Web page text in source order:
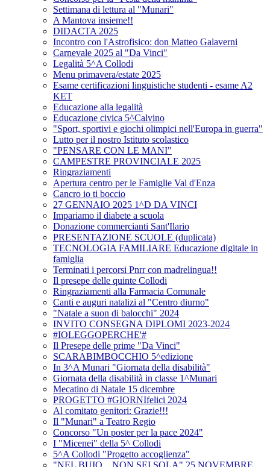
Settimana di lettura al "Munari"
A Mantova insieme!!
DIDACTA 2025
Incontro con l'Astrofisico: don Matteo Galaverni
Carnevale 2025 al "Da Vinci"
Legalità 5^A Collodi
Menu primavera/estate 2025
Esame certificazioni linguistiche studenti - esame A2
KET
Educazione alla legalità
Educazione civica 5^Calvino
"Sport, sportivi e giochi olimpici nell'Europa in guerra"
Lutto per il nostro Istituto scolastico
"PENSARE CON LE MANI"
CAMPESTRE PROVINCIALE 2025
Ringraziamenti
Apertura centro per le Famiglie Val d'Enza
Cancro io ti boccio
27 GENNAIO 2025 1^D DA VINCI
Impariamo il diabete a scuola
Donazione commercianti Sant'Ilario
PRESENTAZIONE SCUOLE (duplicata)
TECNOLOGIA FAMILIARE Educazione digitale in
famiglia
Terminati i percorsi Pnrr con madrelingua!!
Il presepe delle quinte Collodi
Ringraziamenti alla Farmacia Comunale
Canti e auguri natalizi al "Centro diurno"
"Natale a suon di balocchi" 2024
INVITO CONSEGNA DIPLOMI 2023-2024
#IOLEGGOPERCHE'#
Il Presepe delle prime "Da Vinci"
SCARABIMBOCCHIO 5^edizione
In 3^A Munari "Giornata della disabilità"
Giornata della disabilità in classe 1^Munari
Mecatino di Natale 15 dicembre
PROGETTO #GIORNIfelici 2024
Al comitato genitori: Grazie!!!
Il "Munari" a Teatro Regio
Concorso "Un poster per la pace 2024"
I "Micenei" della 5^ Collodi
5^A Collodi "Progetto accoglienza"